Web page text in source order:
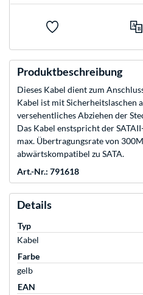
Produktbeschreibung
Dieses Kabel dient zum
Kabel ist mit Sicherheitslaschen
versehentliches Abziehen der
Das Kabel enstspricht der
max. Übertragungsrate von
abwärtskompatibel zu SATA.
Art.-Nr.: 791618
Details
Typ
Kabel
Farbe
gelb
EAN